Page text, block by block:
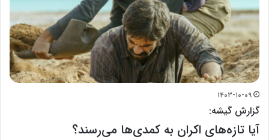
۱۴۰۳-۱۰-۰۹
گزارش گیشه:
آیا تازه‌های اکران به کمدی‌ها می‌رسند؟